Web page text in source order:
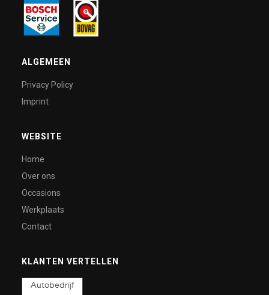
ALGEMEEN
Privacy Policy
Imprint
WEBSITE
Home
Over ons
Occasions
Werkplaats
Contact
KLANTEN VERTELLEN
Autobedrijf